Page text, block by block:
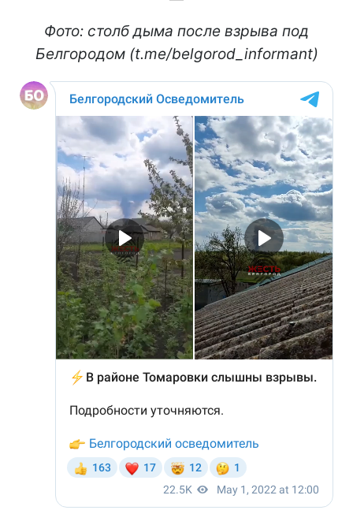
Фото: столб дыма после взрыва под
Белгородом (t.me/belgorod_informant)